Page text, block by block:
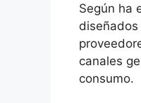
Según ha
canales
consumo.